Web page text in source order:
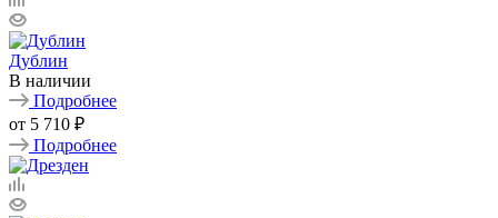
Дублин
В наличии
Подробнее
от 5 710 ₽
Подробнее